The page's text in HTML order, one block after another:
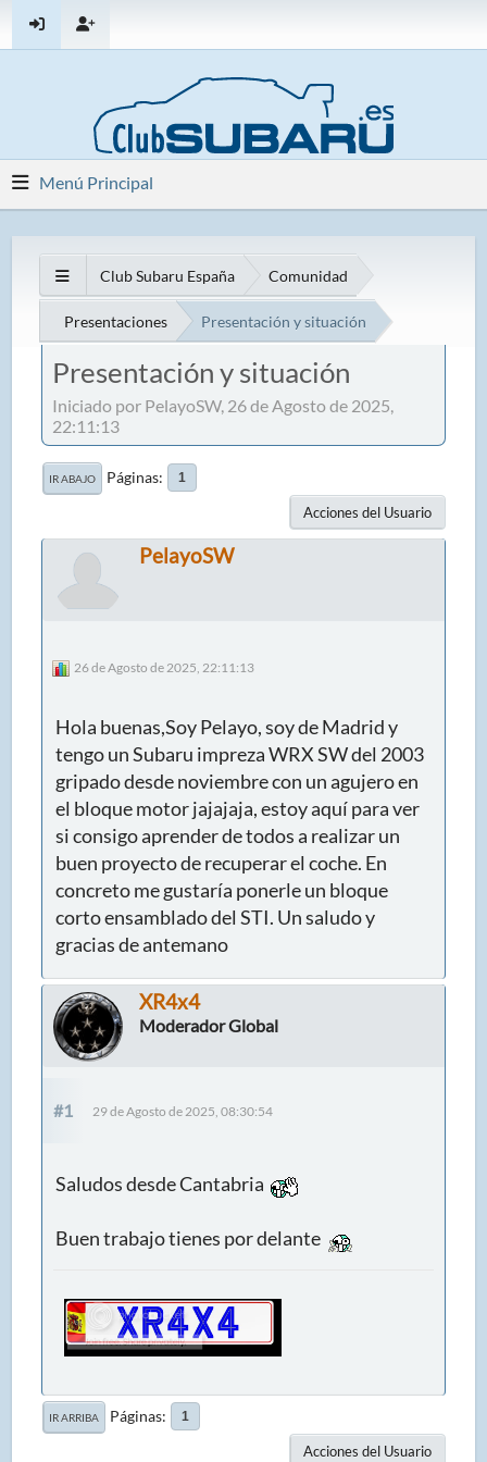
Menú Principal
Club Subaru España Comunidad
Presentaciones Presentación y situación
Presentación y situación
Iniciado por PelayoSW, 26 de Agosto de 2025,
22:11:13
IR ABAJO Páginas 1
Acciones del Usuario
PelayoSW
26 de Agosto de 2025, 22:11:13
Hola buenas,Soy Pelayo, soy de Madrid y
tengo un Subaru impreza WRX SW del 2003
gripado desde noviembre con un agujero en
el bloque motor jajajaja, estoy aquí para ver
si consigo aprender de todos a realizar un
buen proyecto de recuperar el coche. En
concreto me gustaría ponerle un bloque
corto ensamblado del STI. Un saludo y
gracias de antemano
XR4x4
Moderador Global
#1 29 de Agosto de 2025, 08:30:54
Saludos desde Cantabria
Buen trabajo tienes por delante
IR ARRIBA Páginas 1
Acciones del Usuario